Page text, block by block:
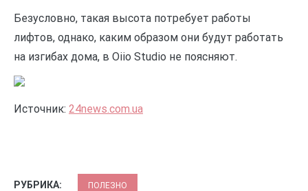
Безусловно, такая высота потребует работы
лифтов, однако, каким образом они будут работать
на изгибах дома, в Oiio Studio не поясняют.
Источник: 24news.com.ua
РУБРИКА: ПОЛЕЗНО